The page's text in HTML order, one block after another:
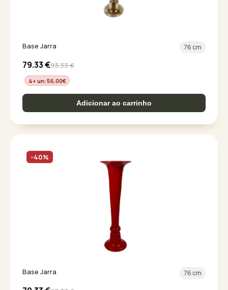
Base Jarra 76 cm
79.33€93.33€
4+ un: 56.00€
Adicionar ao carrinho
-40%
Base Jarra 76 cm